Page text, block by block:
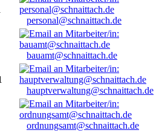
personal@schnaittach.de
bauamt@schnaittach.de
hauptverwaltung@schnaittach.de
ordnungsamt@schnaittach.de